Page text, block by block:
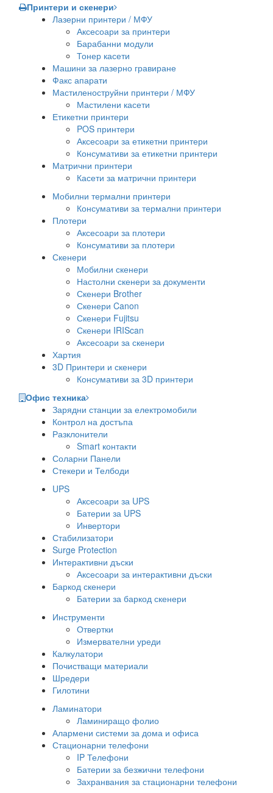
Принтери и скенери
Лазерни принтери / МФУ
Аксесоари за принтери
Барабанни модули
Тонер касети
Машини за лазерно гравиране
Факс апарати
Мастиленоструйни принтери / МФУ
Мастилени касети
Етикетни принтери
POS принтери
Аксесоари за етикетни принтери
Консумативи за етикетни принтери
Матрични принтери
Касети за матрични принтери
Мобилни термални принтери
Консумативи за термални принтери
Плотери
Аксесоари за плотери
Консумативи за плотери
Скенери
Мобилни скенери
Настолни скенери за документи
Скенери Brother
Скенери Canon
Скенери Fujitsu
Скенери IRIScan
Аксесоари за скенери
Хартия
3D Принтери и скенери
Консумативи за 3D принтери
Офис техника
Зарядни станции за електромобили
Контрол на достъпа
Разклонители
Smart контакти
Соларни Панели
Стекери и Телбоди
UPS
Аксесоари за UPS
Батерии за UPS
Инвертори
Стабилизатори
Surge Protection
Интерактивни дъски
Аксесоари за интерактивни дъски
Баркод скенери
Батерии за баркод скенери
Инструменти
Отвертки
Измервателни уреди
Калкулатори
Почистващи материали
Шредери
Гилотини
Ламинатори
Ламиниращо фолио
Алармени системи за дома и офиса
Стационарни телефони
IP Телефони
Батерии за безжични телефони
Захранвания за стационарни телефони